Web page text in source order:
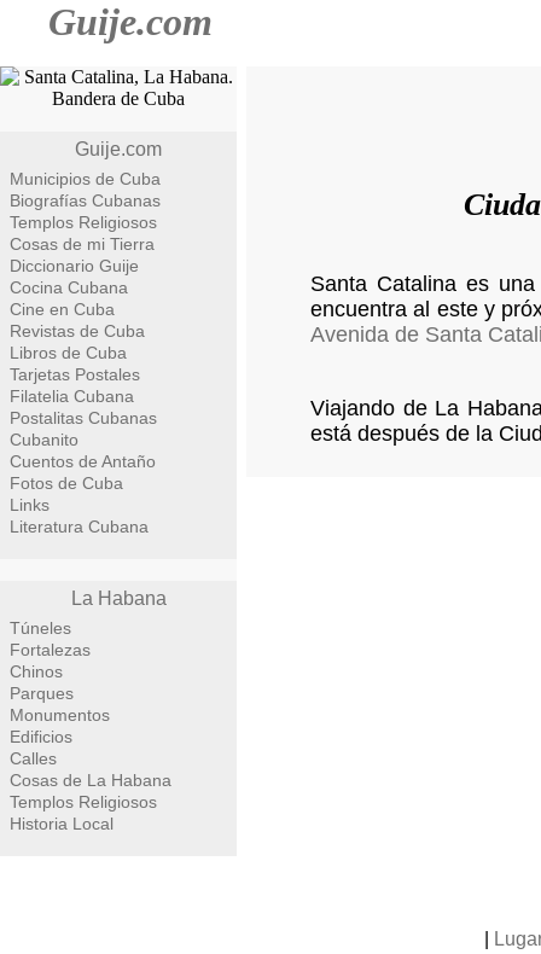
Guije.com
Guije.com
Municipios de Cuba
Biografías Cubanas
Templos Religiosos
Cosas de mi Tierra
Diccionario Guije
Cocina Cubana
Cine en Cuba
Revistas de Cuba
Libros de Cuba
Tarjetas Postales
Filatelia Cubana
Postalitas Cubanas
Cubanito
Cuentos de Antaño
Fotos de Cuba
Links
Literatura Cubana
La Habana
Túneles
Fortalezas
Chinos
Parques
Monumentos
Edificios
Calles
Cosas de La Habana
Templos Religiosos
Historia Local
Santa Catalina es
encuentra al este y
Avenida de Santa
Viajando de La
está después de la